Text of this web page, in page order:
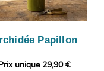
Papillon
unique 29,90 €